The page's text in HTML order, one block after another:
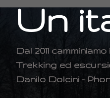
Un
Dal 2011
Trekking ed
Danilo Dolcini -